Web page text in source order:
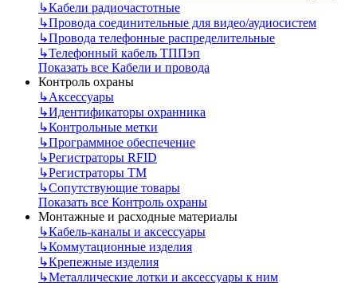
↳Кабели радиочастотные
↳Провода соединительные для видео/аудиосистем
↳Провода телефонные распределительные
↳Телефонный кабель ТППэп
Показать все Кабели и провода
Контроль охраны
↳Аксессуары
↳Идентификаторы охранника
↳Контрольные метки
↳Программное обеспечение
↳Регистраторы RFID
↳Регистраторы ТМ
↳Сопутствующие товары
Показать все Контроль охраны
Монтажные и расходные материалы
↳Кабель-каналы и аксессуары
↳Коммутационные изделия
↳Крепежные изделия
↳Металлические лотки и аксессуары к ним